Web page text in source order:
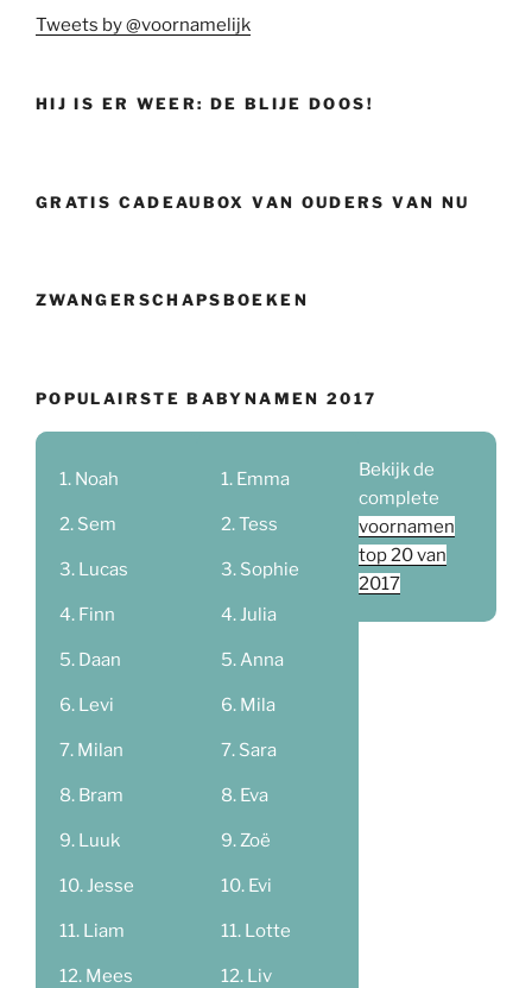
Tweets by @voornamelijk
HIJ IS ER WEER: DE BLIJE DOOS!
GRATIS CADEAUBOX VAN OUDERS VAN NU
ZWANGERSCHAPSBOEKEN
POPULAIRSTE BABYNAMEN 2017
Noah
Sem
Lucas
Finn
Daan
Levi
Milan
Bram
Luuk
Jesse
Liam
Mees
Emma
Tess
Sophie
Julia
Anna
Mila
Sara
Eva
Zoë
Evi
Lotte
Liv
Bekijk de
complete
voornamen
top 20 van
2017